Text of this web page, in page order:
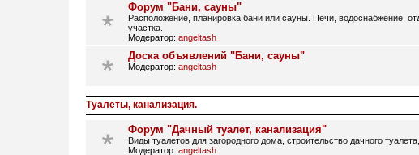
Форум "Бани, сауны"
Расположение, планировка бани или сауны. Печи, водоснабжение,
участка.
Модератор: angeltash
Доска объявлений "Бани, сауны"
Модератор: angeltash
Туалеты, канализация.
Форум "Дачный туалет, канализация"
Виды туалетов для загородного дома, строительство дачного
Модератор: angeltash